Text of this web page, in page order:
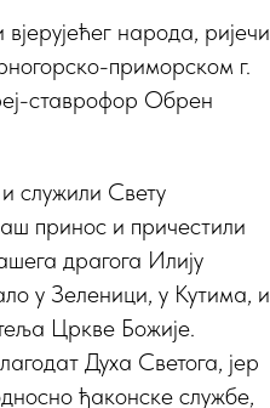
народа, ријечи
приморском г.
ставрофор Обрен
служили Свету
принос и причестили
драгога Илију
у Зеленици, у Кутима, и
Цркве Божије.
Духа Светога, јер
ђаконске службе,